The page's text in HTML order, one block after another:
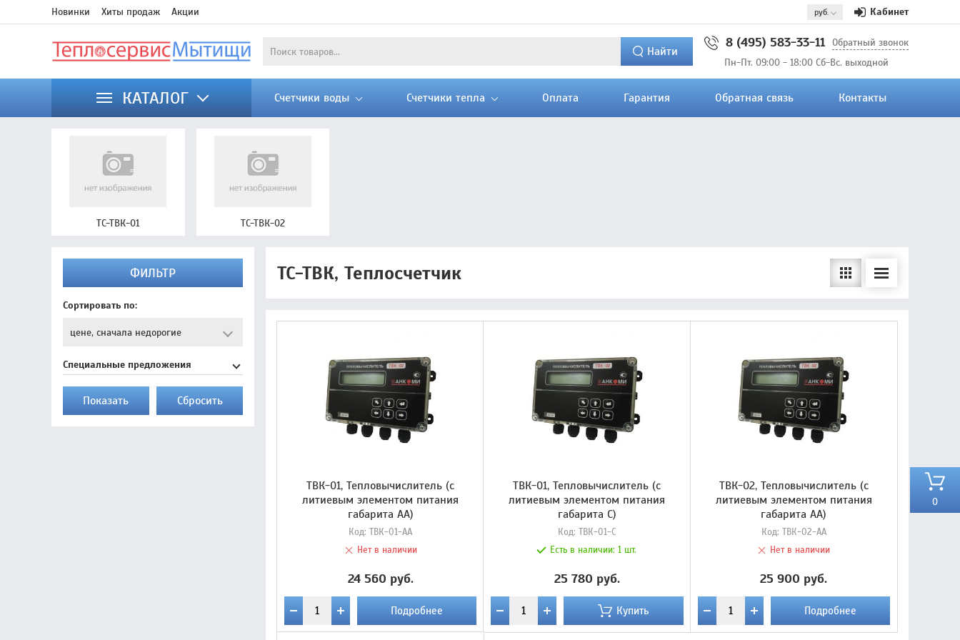
Новинки Хиты продаж Акции Кабинет
Найти
8 (495) 583-33-11 Обратный звонок
Пн-Пт. 09:00 - 18:00 Сб-Вс. выходной
КАТАЛОГ Счетчики воды Счетчики тепла Оплата Гарантия Обратная связь Контакты
0
ТС-ТВК-01 ТС-ТВК-02
ФИЛЬТР
Сортировать по:
Специальные предложения
Показать Cбросить
ТС-ТВК, Теплосчетчик
ТВК-01, Тепловычислитель (с
литиевым элементом питания
габарита AA)
Код:ТВК-01-AA
Нет в наличии
24 560 руб.
Подробнее
ТВК-01, Тепловычислитель (с
литиевым элементом питания
габарита С)
Код: ТВК-01-C
Есть в наличии:1 шт.
25 780 руб.
Купить
ТВК-02, Тепловычислитель (с
литиевым элементом питания
габарита AA)
Код: ТВК-02-AA
Нет в наличии
25 900 руб.
Подробнее